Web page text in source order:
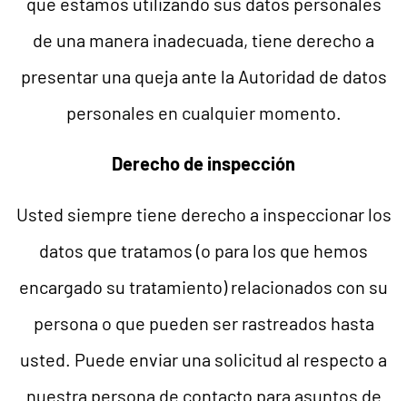
de una manera inadecuada, tiene derecho a
presentar una queja ante la Autoridad de datos
personales en cualquier momento.
Derecho de inspección
Usted siempre tiene derecho a inspeccionar los
datos que tratamos (o para los que hemos
encargado su tratamiento) relacionados con su
persona o que pueden ser rastreados hasta
usted. Puede enviar una solicitud al respecto a
nuestra persona de contacto para asuntos de